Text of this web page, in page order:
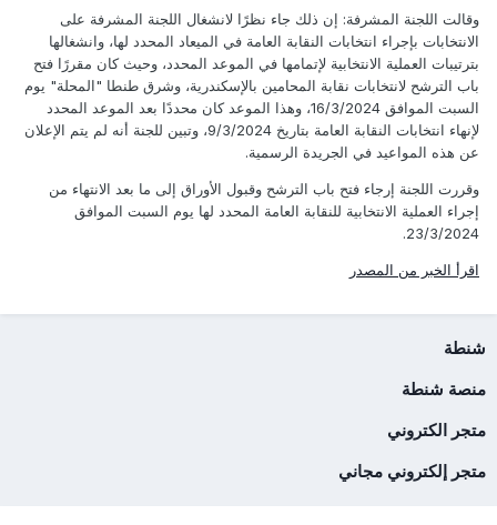
وقالت اللجنة المشرفة: إن ذلك جاء نظرًا لانشغال اللجنة المشرفة على
الانتخابات بإجراء انتخابات النقابة العامة في الميعاد المحدد لها، وانشغالها
بترتيبات العملية الانتخابية لإتمامها في الموعد المحدد، وحيث كان مقررًا فتح
باب الترشح لانتخابات نقابة المحامين بالإسكندرية، وشرق طنطا "المحلة" يوم
السبت الموافق 16/3/2024، وهذا الموعد كان محددًا بعد الموعد المحدد
لإنهاء انتخابات النقابة العامة بتاريخ 9/3/2024، وتبين للجنة أنه لم يتم الإعلان
عن هذه المواعيد في الجريدة الرسمية.
وقررت اللجنة إرجاء فتح باب الترشح وقبول الأوراق إلى ما بعد الانتهاء من
إجراء العملية الانتخابية للنقابة العامة المحدد لها يوم السبت الموافق
23/3/2024.
اقرأ الخبر من المصدر
شنطة
منصة شنطة
متجر الكتروني
متجر إلكتروني مجاني